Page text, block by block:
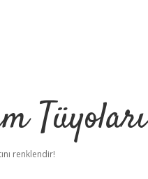
Tüyoları
renklendir!